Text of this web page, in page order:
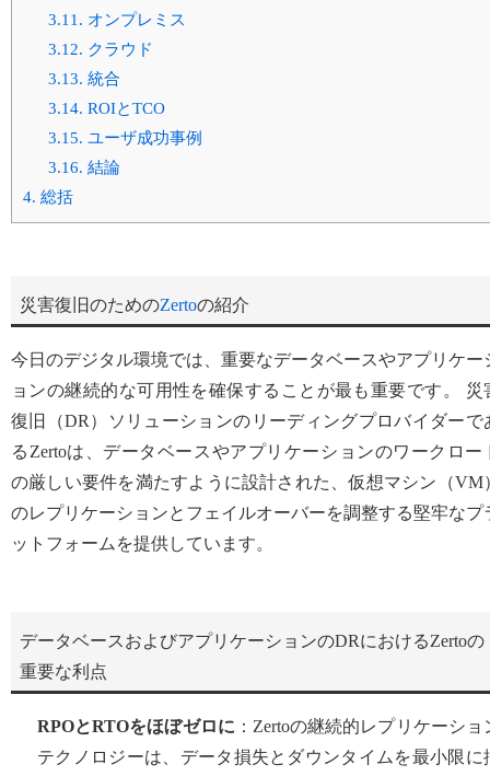
3.11. オンプレミス
3.12. クラウド
3.13. 統合
3.14. ROIとTCO
3.15. ユーザ成功事例
3.16. 結論
4. 総括
災害復旧のためのZertoの紹介
今日のデジタル環境では、重要なデータベースやアプリケー
ョンの継続的な可用性を確保することが最も重要です。 災
復旧（DR）ソリューションのリーディングプロバイダーで
るZertoは、データベースやアプリケーションのワークロー
の厳しい要件を満たすように設計された、仮想マシン（VM
のレプリケーションとフェイルオーバーを調整する堅牢なプ
ットフォームを提供しています。
データベースおよびアプリケーションのDRにおけるZertoの
重要な利点
RPOとRTOをほぼゼロに ：Zertoの継続的レプリケーショ
テクノロジーは、データ損失とダウンタイムを最小限に